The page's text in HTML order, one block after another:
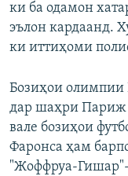
ки ба одамон
эълон кардаанд.
ки иттиҳоми
Бозиҳои олимпии
дар шаҳри Париж
вале бозиҳои
Фаронса ҳам
"Жоффруа-